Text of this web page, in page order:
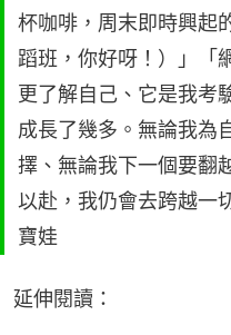
杯咖啡，周末即時興起
蹈班，你好呀！）」「
更了解自己、它是我考
成長了幾多。無論我為
擇、無論我下一個要翻
以赴，我仍會去跨越一
寶娃
延伸閱讀：